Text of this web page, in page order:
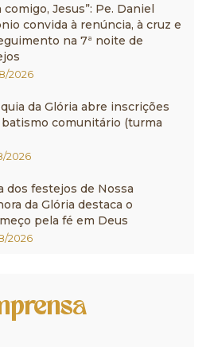
comigo, Jesus”: Pe. Daniel
convida à renúncia, à cruz e
na 7ª noite de
2026
da Glória abre inscrições
batismo comunitário (turma
2026
dos festejos de Nossa
da Glória destaca o
pela fé em Deus
2026